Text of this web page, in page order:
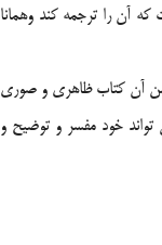
آن را ترجمه کند وهمانا
آن کتاب ظاهری و صوری
خود مفسر و توضیح و